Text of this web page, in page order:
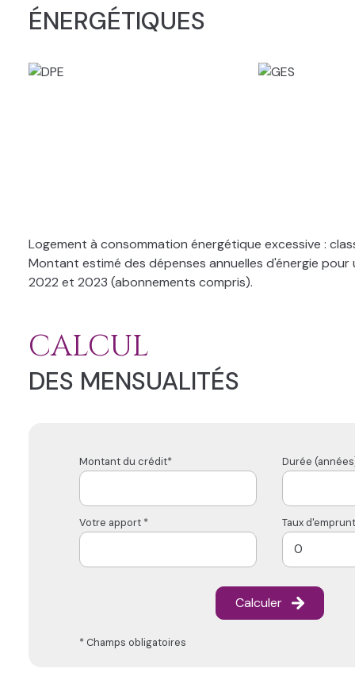
ÉNERGÉTIQUES
Logement à consommation énergétique excessive :
Montant estimé des dépenses annuelles d'énergie
2022 et 2023 (abonnements compris).
CALCUL
DES MENSUALITÉS
Montant du crédit* Durée
Votre apport * Taux
Calculer
* Champs obligatoires